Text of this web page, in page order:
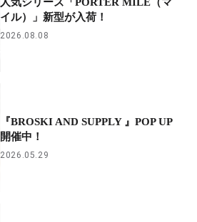
イル）」新型が入荷！
2026.08.08
『BROSKI AND SUPPLY 』POP UP
開催中！
2026.05.29